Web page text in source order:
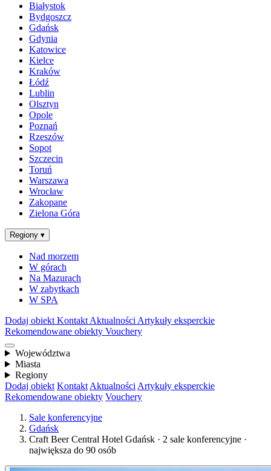
Białystok
Bydgoszcz
Gdańsk
Gdynia
Katowice
Kielce
Kraków
Łódź
Lublin
Olsztyn
Opole
Poznań
Rzeszów
Sopot
Szczecin
Toruń
Warszawa
Wrocław
Zakopane
Zielona Góra
Regiony ▾
Nad morzem
W górach
Na Mazurach
W zabytkach
W SPA
Dodaj obiekt Kontakt Aktualności Artykuły eksperckie
Rekomendowane obiekty Vouchery
Województwa
Miasta
Regiony
Dodaj obiekt Kontakt Aktualności Artykuły eksperckie
Rekomendowane obiekty Vouchery
Sale konferencyjne
Gdańsk
Craft Beer Central Hotel Gdańsk · 2 sale konferencyjne ·
największa do 90 osób